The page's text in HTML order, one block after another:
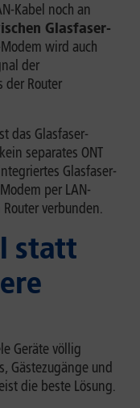
Kabel noch an
Glasfaser-
wird auch
der
der Router
das Glasfaser-
separates ONT
Glasfaser-
per LAN-
verbunden.
statt
Geräte völlig
Gästezugänge und
die beste Lösung.